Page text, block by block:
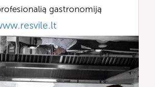
gastronomiją